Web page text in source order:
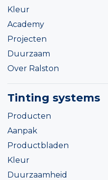
Kleur
Academy
Projecten
Duurzaam
Over Ralston
Tinting systems
Producten
Aanpak
Productbladen
Kleur
Duurzaamheid